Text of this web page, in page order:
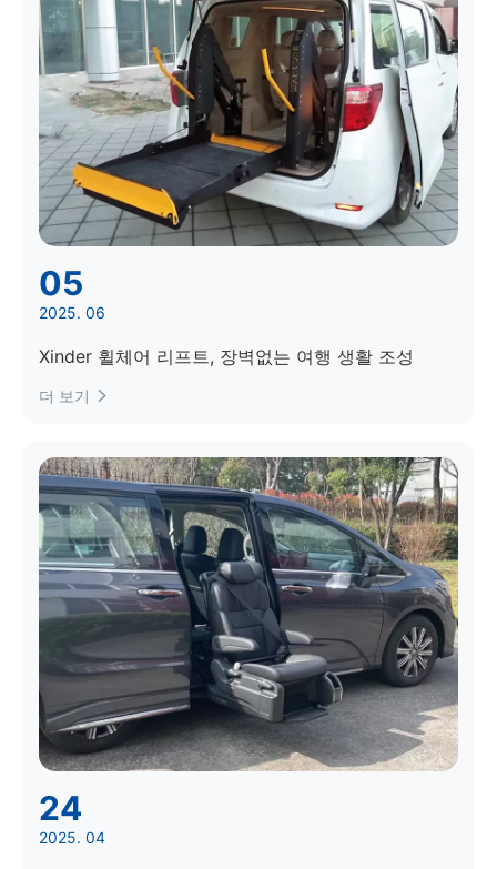
05
2025. 06
Xinder 휠체어 리프트, 장벽없는 여행 생활 조성
더 보기 
24
2025. 04